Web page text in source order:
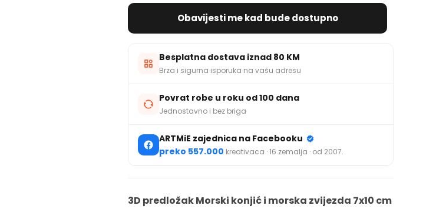
Obavijesti me kad bude dostupno
Besplatna dostava iznad 80 KM
Brza i sigurna isporuka na vašu adresu
Povrat robe u roku od 100 dana
Jednostavno i bez briga
ARTMiE zajednica na Facebooku
preko 557.000 kreativaca · 16 zemalja · od 2007.
3D predložak Morski konjić i morska zvijezda 7x10 cm